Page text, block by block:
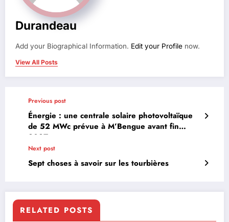
Durandeau
Add your Biographical Information. Edit your Profile now.
View All Posts
Previous post
Énergie : une centrale solaire photovoltaïque
de 52 MWc prévue à M’Bengue avant fin
2027
Next post
Sept choses à savoir sur les tourbières
RELATED POSTS